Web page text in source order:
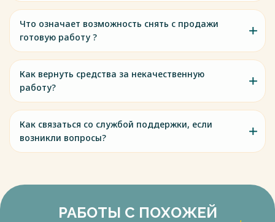
Что означает возможность снять с продажи
готовую работу ?
Как вернуть средства за некачественную
работу?
Как связаться со службой поддержки, если
возникли вопросы?
РАБОТЫ С ПОХОЖЕЙ